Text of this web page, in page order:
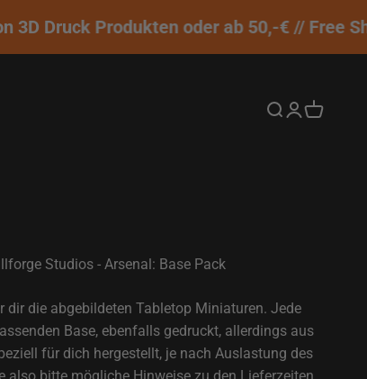
Druck Produkten oder ab 50,-€ // Free
Suche öffnen
Studios - Arsenal: Base Pack
dir die abgebildeten Tabletop Miniaturen. Jede
Base, ebenfalls gedruckt, allerdings aus
für dich hergestellt, je nach Auslastung des
also bitte mögliche Hinweise zu den Lieferzeiten.